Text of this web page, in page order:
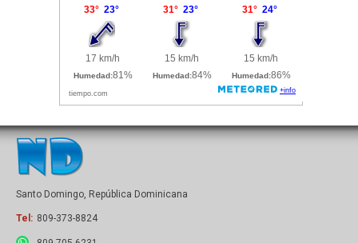
Santo Domingo, República Dominicana
Tel: 809-373-8824